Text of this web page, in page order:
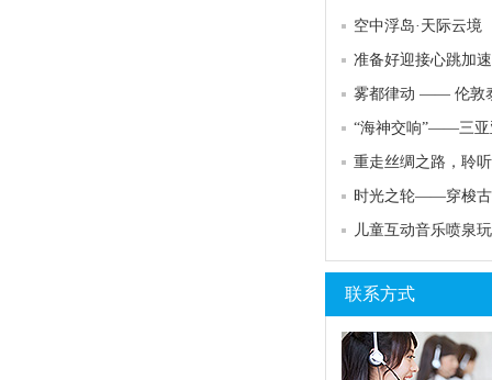
空中浮岛·天际云境
重走丝绸之路，聆
儿童互动音乐喷泉
联系方式